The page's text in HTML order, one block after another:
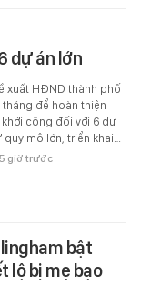
dự án lớn
xuất HĐND thành phố
tháng để hoàn thiện
khởi công đối với 6 dự
quy mô lớn, triển khai…
5 giờ trước
bật
lộ bị mẹ bạo